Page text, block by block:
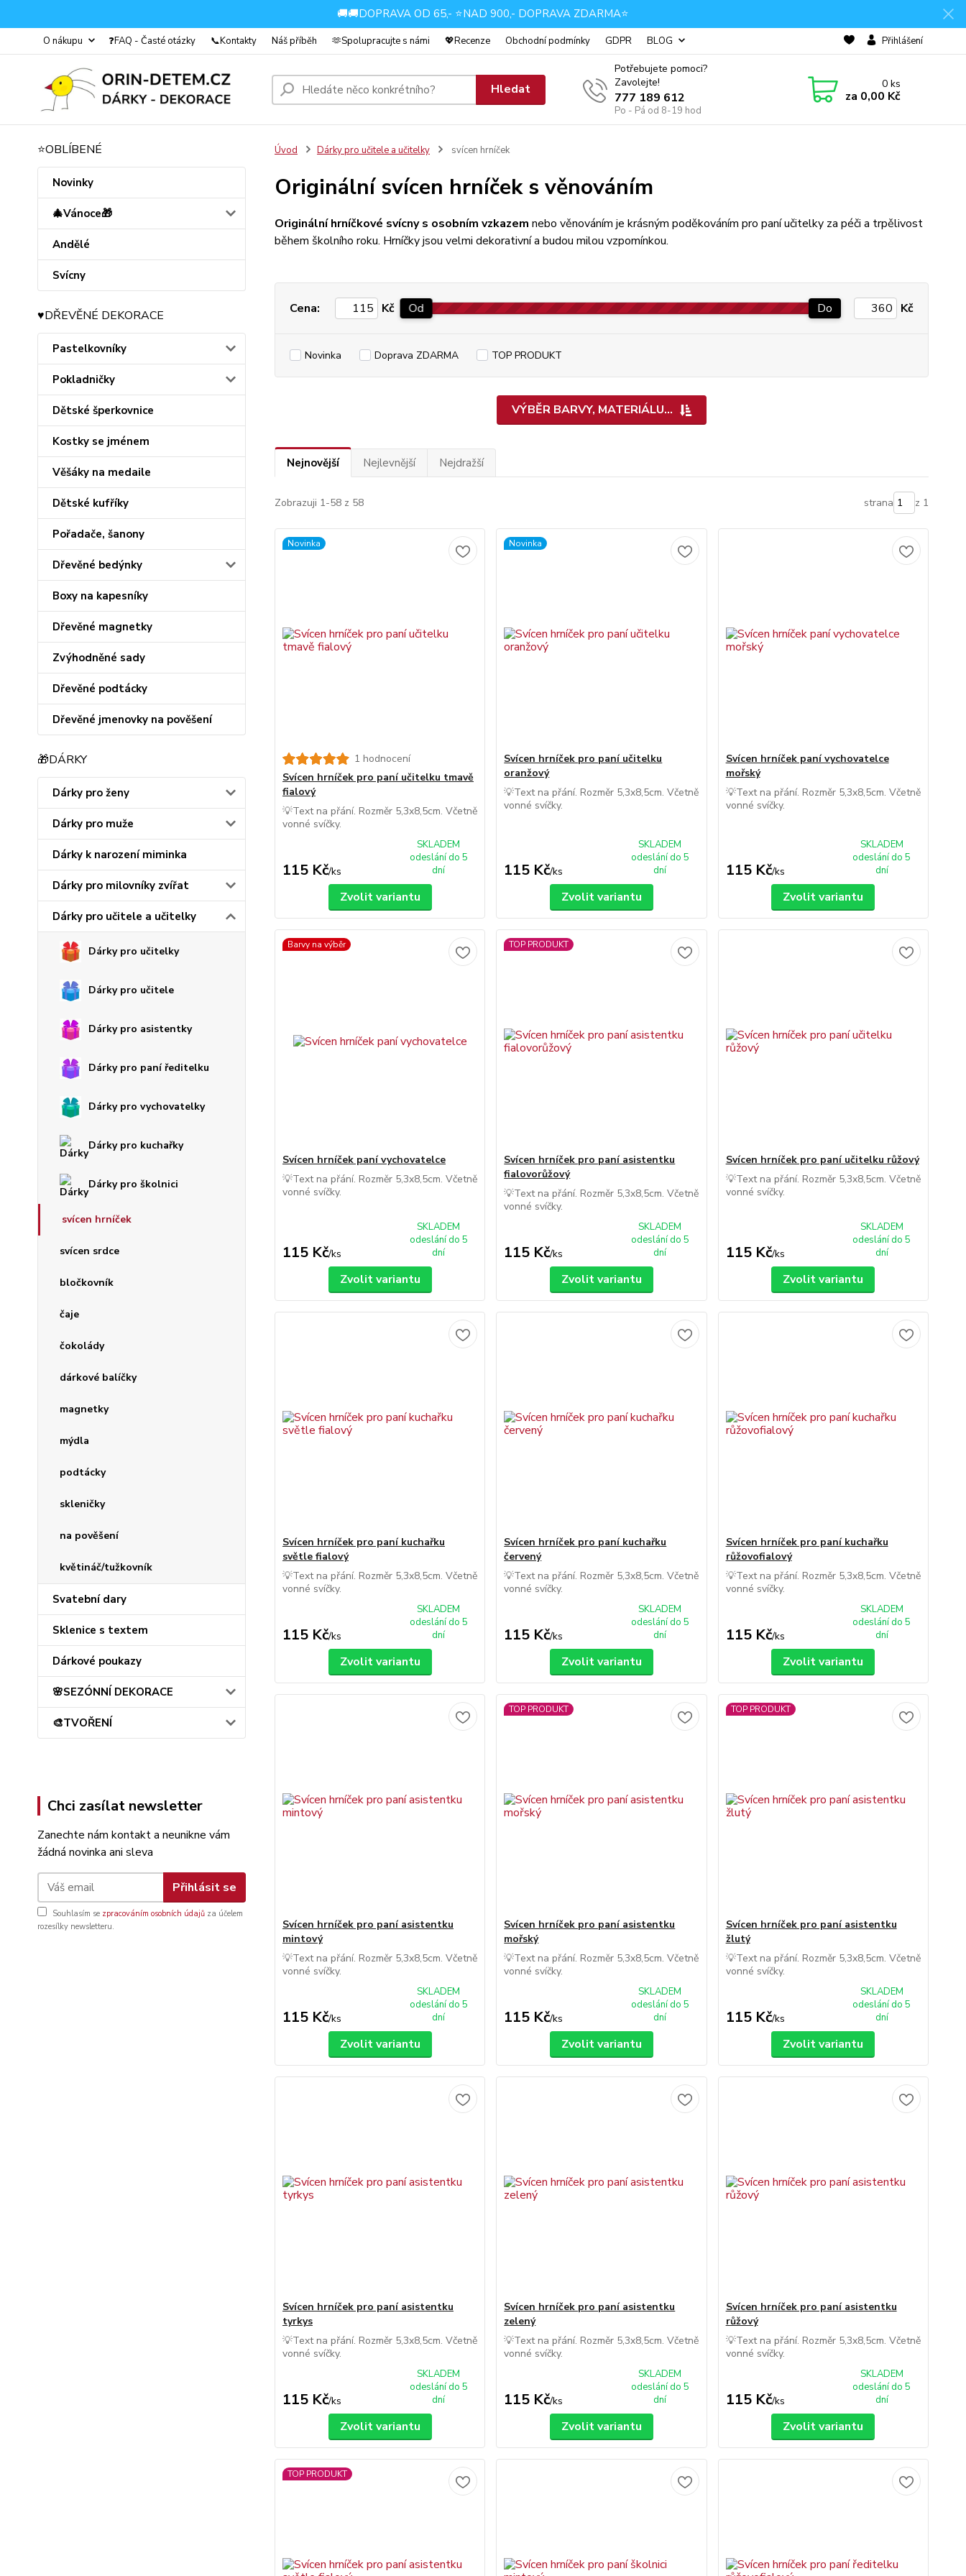
🚚🚚DOPRAVA OD 65,- ⭐NAD 900,- DOPRAVA ZDARMA⭐
O nákupu ❓FAQ - Časté otázky 📞Kontakty Náš příběh 🫶Spolupracujte s námi 💖Recenze Obchodní podmínky GDPR BLOG Přihlášení
Hledat
Potřebujete pomoci?
Zavolejte!
777 189 612
Po - Pá od 8-19 hod
0ks
za 0,00 Kč
⭐OBLÍBENÉ
Novinky
🎄Vánoce🎁
Andělé
Svícny
♥️DŘEVĚNÉ DEKORACE
Pastelkovníky
Pokladničky
Dětské šperkovnice
Kostky se jménem
Věšáky na medaile
Dětské kufříky
Pořadače, šanony
Dřevěné bedýnky
Boxy na kapesníky
Dřevěné magnetky
Zvýhodněné sady
Dřevěné podtácky
Dřevěné jmenovky na pověšení
🎁DÁRKY
Dárky pro ženy
Dárky pro muže
Dárky k narození miminka
Dárky pro milovníky zvířat
Dárky pro učitele a učitelky
Dárky pro učitelky
Dárky pro učitele
Dárky pro asistentky
Dárky pro paní ředitelku
Dárky pro vychovatelky
Dárky pro kuchařky
Dárky pro školnici
svícen hrníček
svícen srdce
bločkovník
čaje
čokolády
dárkové balíčky
magnetky
mýdla
podtácky
skleničky
na pověšení
květináč/tužkovník
Svatební dary
Sklenice s textem
Dárkové poukazy
🌸SEZÓNNÍ DEKORACE
🎨TVOŘENÍ
Chci zasílat newsletter
Zanechte nám kontakt a neunikne vám
žádná novinka ani sleva
Přihlásit se
Souhlasím se zpracováním osobních údajů za účelem
rozesílky newsletteru.
Úvod Dárky pro učitele a učitelky svícen hrníček
Originální svícen hrníček s věnováním
Originální hrníčkové svícny s osobním vzkazem nebo věnováním je krásným poděkováním pro paní učitelky za péči a trpělivost
během školního roku. Hrníčky jsou velmi dekorativní a budou milou vzpomínkou.
VÝBĚR BARVY, MATERIÁLU...
Cena: Kč Od Do Kč
Novinka Doprava ZDARMA TOP PRODUKT
Nejnovější Nejlevnější Nejdražší
Zobrazuji 1-58 z 58 strana z 1
Novinka
1 hodnocení
Svícen hrníček pro paní učitelku tmavě
fialový
💡Text na přání. Rozměr 5,3x8,5cm. Včetně
vonné svíčky.
115 Kč/ks
SKLADEM
odeslání do 5
dní
Zvolit variantu
Novinka
Svícen hrníček pro paní učitelku
oranžový
💡Text na přání. Rozměr 5,3x8,5cm. Včetně
vonné svíčky.
115 Kč/ks
SKLADEM
odeslání do 5
dní
Zvolit variantu
Svícen hrníček paní vychovatelce
mořský
💡Text na přání. Rozměr 5,3x8,5cm. Včetně
vonné svíčky.
115 Kč/ks
SKLADEM
odeslání do 5
dní
Zvolit variantu
Barvy na výběr
Svícen hrníček paní vychovatelce
💡Text na přání. Rozměr 5,3x8,5cm. Včetně
vonné svíčky.
115 Kč/ks
SKLADEM
odeslání do 5
dní
Zvolit variantu
TOP PRODUKT
Svícen hrníček pro paní asistentku
fialovorůžový
💡Text na přání. Rozměr 5,3x8,5cm. Včetně
vonné svíčky.
115 Kč/ks
SKLADEM
odeslání do 5
dní
Zvolit variantu
Svícen hrníček pro paní učitelku růžový
💡Text na přání. Rozměr 5,3x8,5cm. Včetně
vonné svíčky.
115 Kč/ks
SKLADEM
odeslání do 5
dní
Zvolit variantu
Svícen hrníček pro paní kuchařku
světle fialový
💡Text na přání. Rozměr 5,3x8,5cm. Včetně
vonné svíčky.
115 Kč/ks
SKLADEM
odeslání do 5
dní
Zvolit variantu
Svícen hrníček pro paní kuchařku
červený
💡Text na přání. Rozměr 5,3x8,5cm. Včetně
vonné svíčky.
115 Kč/ks
SKLADEM
odeslání do 5
dní
Zvolit variantu
Svícen hrníček pro paní kuchařku
růžovofialový
💡Text na přání. Rozměr 5,3x8,5cm. Včetně
vonné svíčky.
115 Kč/ks
SKLADEM
odeslání do 5
dní
Zvolit variantu
Svícen hrníček pro paní asistentku
mintový
💡Text na přání. Rozměr 5,3x8,5cm. Včetně
vonné svíčky.
115 Kč/ks
SKLADEM
odeslání do 5
dní
Zvolit variantu
TOP PRODUKT
Svícen hrníček pro paní asistentku
mořský
💡Text na přání. Rozměr 5,3x8,5cm. Včetně
vonné svíčky.
115 Kč/ks
SKLADEM
odeslání do 5
dní
Zvolit variantu
TOP PRODUKT
Svícen hrníček pro paní asistentku
žlutý
💡Text na přání. Rozměr 5,3x8,5cm. Včetně
vonné svíčky.
115 Kč/ks
SKLADEM
odeslání do 5
dní
Zvolit variantu
Svícen hrníček pro paní asistentku
tyrkys
💡Text na přání. Rozměr 5,3x8,5cm. Včetně
vonné svíčky.
115 Kč/ks
SKLADEM
odeslání do 5
dní
Zvolit variantu
Svícen hrníček pro paní asistentku
zelený
💡Text na přání. Rozměr 5,3x8,5cm. Včetně
vonné svíčky.
115 Kč/ks
SKLADEM
odeslání do 5
dní
Zvolit variantu
Svícen hrníček pro paní asistentku
růžový
💡Text na přání. Rozměr 5,3x8,5cm. Včetně
vonné svíčky.
115 Kč/ks
SKLADEM
odeslání do 5
dní
Zvolit variantu
TOP PRODUKT